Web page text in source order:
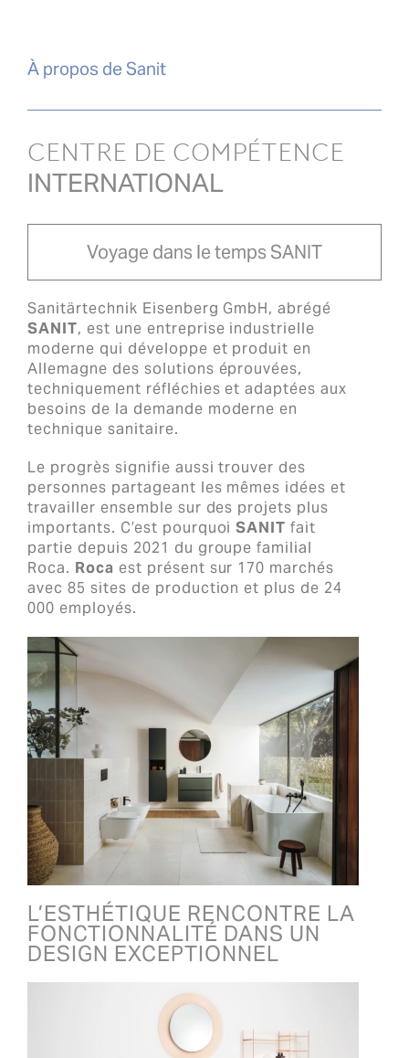
À propos de Sanit
CENTRE DE COMPÉTENCE
INTERNATIONAL
Voyage dans le temps SANIT
Sanitärtechnik Eisenberg GmbH, abrégé
SANIT, est une entreprise industrielle
moderne qui développe et produit en
Allemagne des solutions éprouvées,
techniquement réfléchies et adaptées aux
besoins de la demande moderne en
technique sanitaire.
Le progrès signifie aussi trouver des
personnes partageant les mêmes idées et
travailler ensemble sur des projets plus
importants. C’est pourquoiSANIT fait
partie depuis 2021 du groupe familial
Roca. Roca est présent sur 170 marchés
avec 85 sites de production et plus de 24
000 employés.
L’ESTHÉTIQUE RENCONTRE LA
FONCTIONNALITÉ DANS UN
DESIGN EXCEPTIONNEL